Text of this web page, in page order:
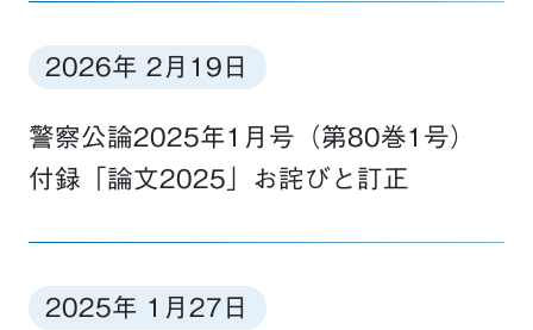
2026年 2月19日
警察公論2025年1月号（第80巻1号）
付録「論文2025」お詫びと訂正
2025年 1月27日